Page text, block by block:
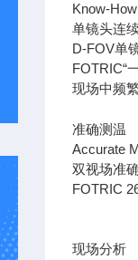
Know-How
单镜头连
D-FOV单
FOTRIC“
现场中频
准确测温
Accurate
双视场准
FOTRIC
现场分析